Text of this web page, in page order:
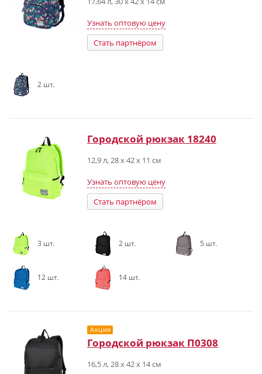
Узнать оптовую цену
Стать партнёром
2 шт.
Городской рюкзак 18240
12,9 л, 28 x 42 x 11 см
Узнать оптовую цену
Стать партнёром
3 шт. 2 шт. 5 шт.
12 шт. 14 шт.
Акция
Городской рюкзак П0308
16,5 л, 28 x 42 x 14 см